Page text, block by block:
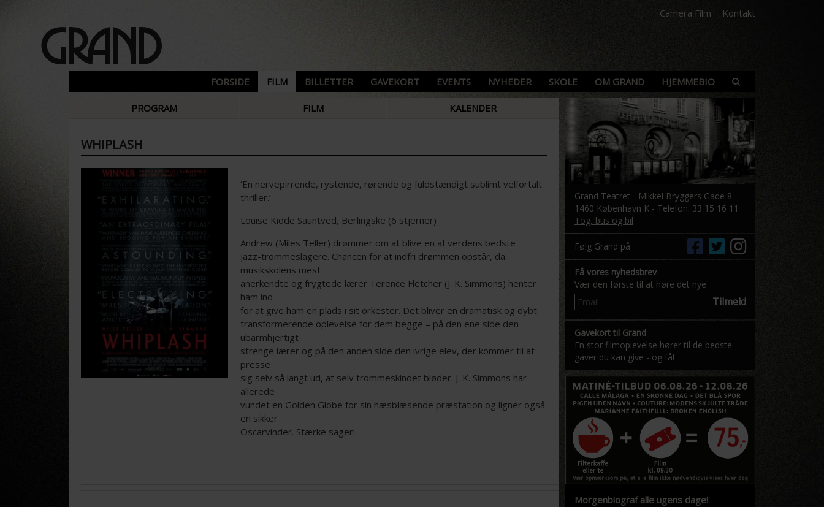
Camera Film Kontakt
FORSIDE FILM BILLETTER GAVEKORT EVENTS NYHEDER SKOLE OM GRAND HJEMMEBIO
PROGRAM FILM KALENDER
WHIPLASH
‘En nerve­pirrende, rystende, rørende og fuldstændigt sublimt velfortalt
thriller.’
Louise Kidde Sauntved, Berlingske (6 stjerner)
Andrew (Miles Teller) drømmer om at blive en af verdens bedste
jazz-trommeslagere. Chancen for at indfri drømmen opstår, da
musikskolens mest
anerkendte og frygtede lærer Terence Fletcher (J. K. Simmons) henter
ham ind
for at give ham en plads i sit orkester. Det bliver en dramatisk og dybt
transformerende oplevelse for dem begge – på den ene side den
ubarmhjertigt
strenge lærer og på den anden side den ivrige elev, der kommer til at
presse
sig selv så langt ud, at selv trommeskindet bløder. J. K. Simmons har
allerede
vundet en Golden Globe for sin hæsblæsende præstation og ligner også
en sikker
Oscarvinder. Stærke sager!
Grand Teatret - Mikkel Bryggers Gade 8
1460 København K - Telefon: 33 15 16 11
Tog, bus og bil
Følg Grand på
Få vores nyhedsbrev
Vær den første til at høre det nye
Tilmeld
Gavekort til Grand
En stor filmoplevelse hører til de bedste
gaver du kan give - og få!
Morgenbiograf alle ugens dage!